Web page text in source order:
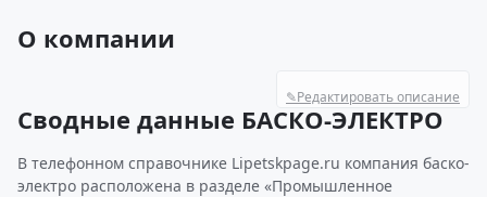
О компании
✎Редактировать описание
Сводные данные БАСКО-ЭЛЕКТРО
В телефонном справочнике Lipetskpage.ru компания баско-
электро расположена в разделе «Промышленное